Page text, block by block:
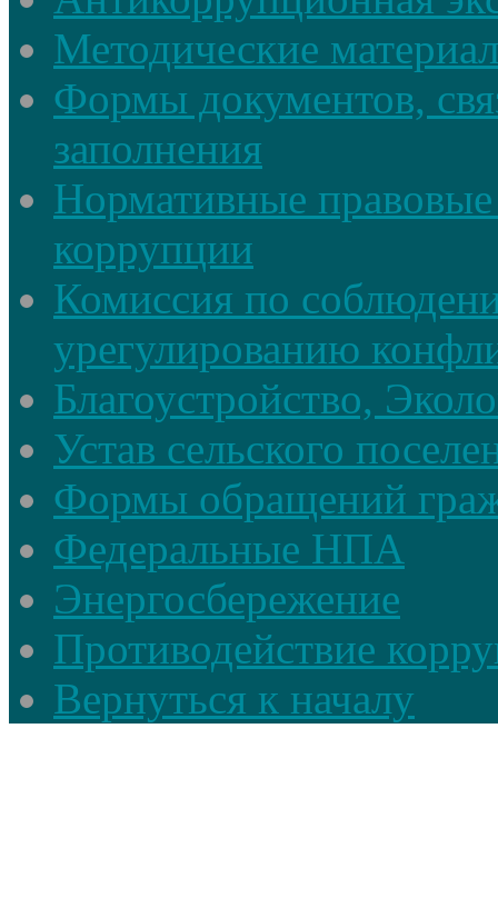
Методические
Формы документов,
заполнения
Нормативные
коррупции
Комиссия по
урегулированию
Благоустройство,
Устав сельского
Формы обращений
Федеральные НПА
Энергосбережение
Противодействие
Вернуться к началу